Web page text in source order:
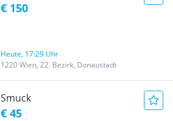
€ 150
Heute, 17:29 Uhr
1220 Wien, 22. Bezirk, Donaustadt
Smuck
€ 45